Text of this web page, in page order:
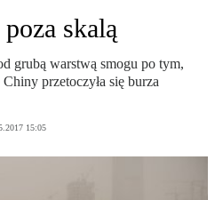
skalą
grubą warstwą smogu po tym,
przetoczyła się burza
15:05